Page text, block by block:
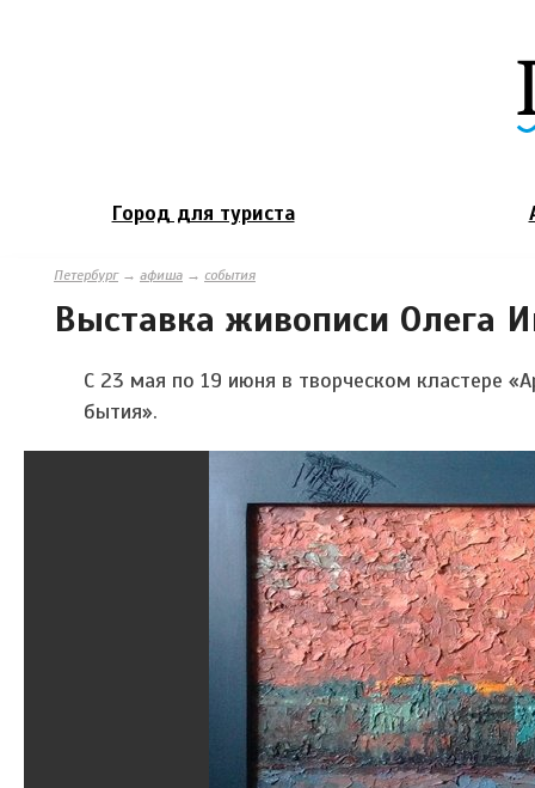
Город для туриста
Петербург→ афиша → события
Выставка живописи Олега
С 23 мая по 19 июня в творческом кластере
бытия».